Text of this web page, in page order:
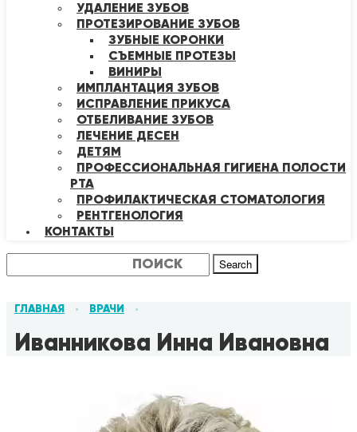
УДАЛЕНИЕ ЗУБОВ
ПРОТЕЗИРОВАНИЕ ЗУБОВ
ЗУБНЫЕ КОРОНКИ
СЪЕМНЫЕ ПРОТЕЗЫ
ВИНИРЫ
ИМПЛАНТАЦИЯ ЗУБОВ
ИСПРАВЛЕНИЕ ПРИКУСА
ОТБЕЛИВАНИЕ ЗУБОВ
ЛЕЧЕНИЕ ДЕСЕН
ДЕТЯМ
ПРОФЕССИОНАЛЬНАЯ ГИГИЕНА ПОЛОСТИ
РТА
ПРОФИЛАКТИЧЕСКАЯ СТОМАТОЛОГИЯ
РЕНТГЕНОЛОГИЯ
КОНТАКТЫ
Search
ГЛАВНАЯ • ВРАЧИ •
Иванникова Инна Ивановна